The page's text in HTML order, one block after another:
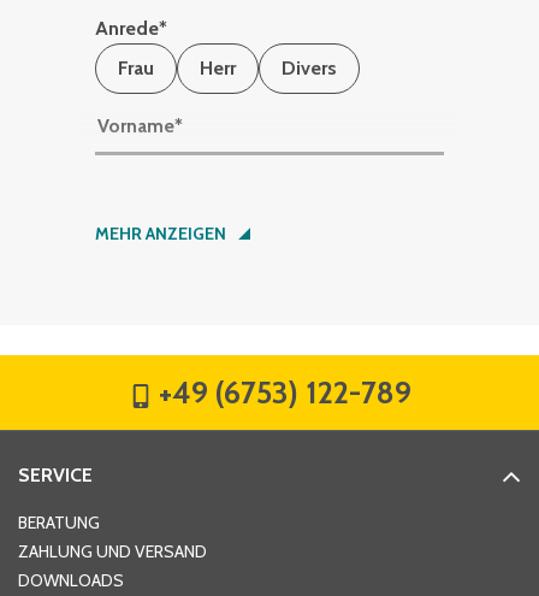
Anrede*
Frau
Herr Divers
Vorname*
Nachname*
Hausnummer
MEHR ANZEIGEN
+49 (6753) 122-789
SERVICE
BERATUNG
ZAHLUNG UND VERSAND
DOWNLOADS